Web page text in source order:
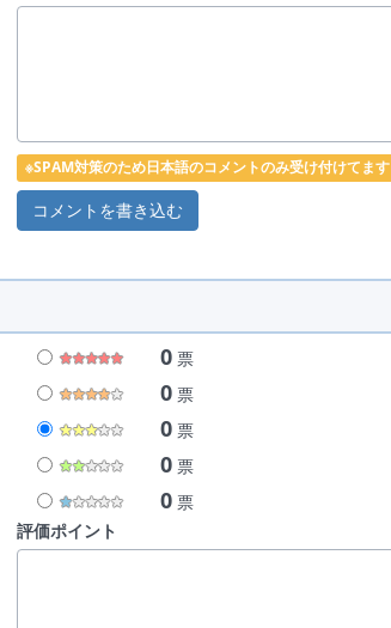
※SPAM対策のため日本語のコメントのみ受け付けてます
0票
0票
0票
0票
0票
評価ポイント